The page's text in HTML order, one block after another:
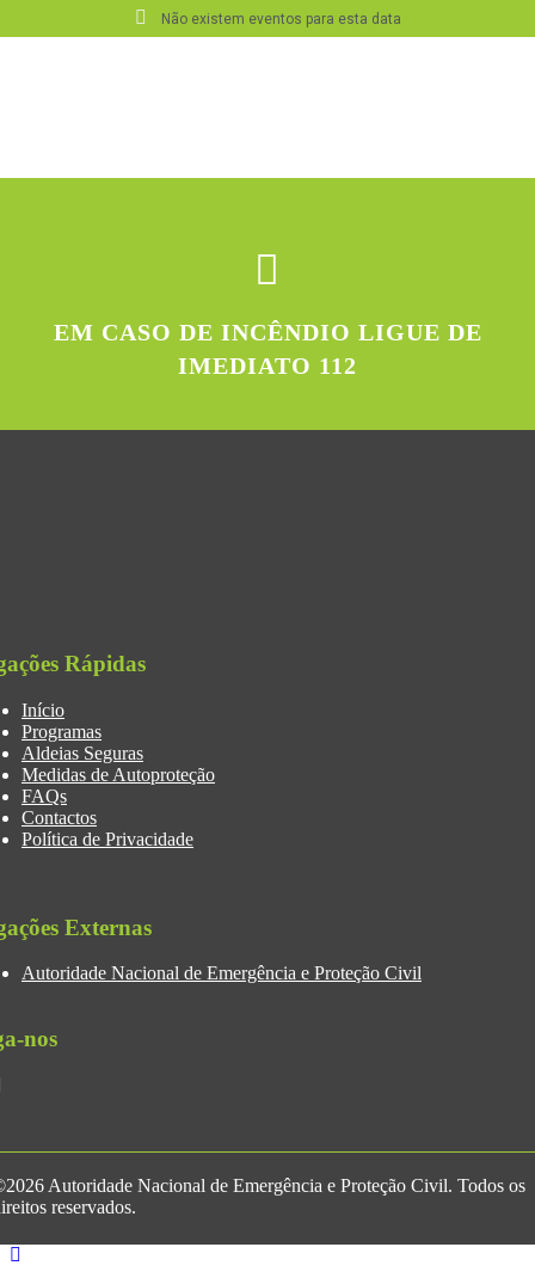
Não existem eventos para esta data
EM CASO DE INCÊNDIO LIGUE DE
IMEDIATO 112
Rápidas
Início
Programas
Aldeias Seguras
Medidas de Autoproteção
FAQs
Contactos
Política de Privacidade
Externas
Autoridade Nacional de Emergência e Proteção Civil
nos
Autoridade Nacional de Emergência e Proteção Civil. Todos os
reservados.